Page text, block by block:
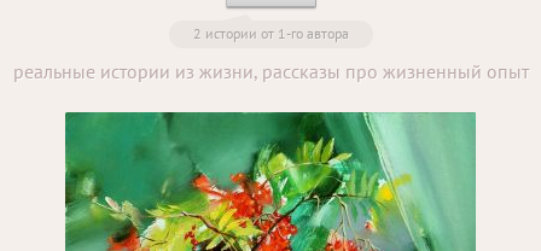
2 истории от 1-го автора
реальные истории из жизни, рассказы про жизненный опыт